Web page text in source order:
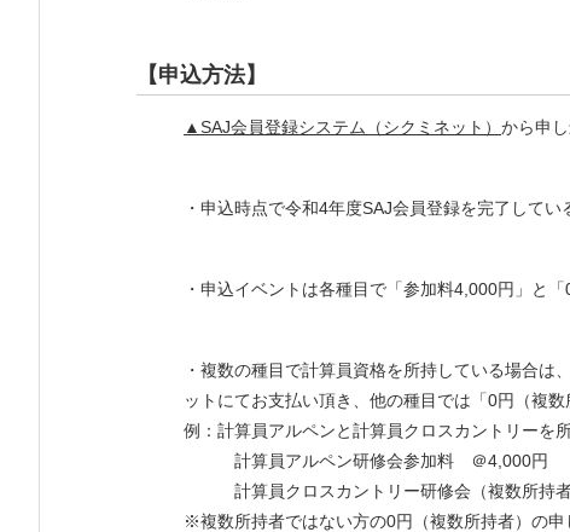
【申込方法】
▲SAJ会員登録システム（シクミネット） から申
・申込時点で令和4年度SAJ会員登録を完了してい
・申込イベントは各種目で「参加料4,000円」と
・複数の種目で計算員資格を所持している場合
ットにてお支払い頂き、他の種目では「0円（複
例：計算員アルペンと計算員クロスカントリーを
計算員アルペン研修会参加料 ＠4,000円
計算員クロスカントリー研修会（複数所持者
※複数所持者ではない方の0円（複数所持者）の申